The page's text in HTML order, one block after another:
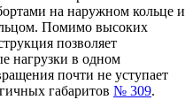
на наружном кольце и
Помимо высоких
позволяет
нагрузки в одном
почти не уступает
габаритов № 309.